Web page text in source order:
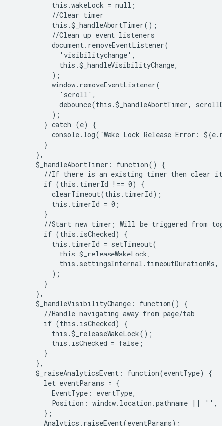
          this.wakeLock = null;
          //Clear timer
          this.$_handleAbortTimer();
          //Clean up event listeners
          document.removeEventListener(
            'visibilitychange',
            this.$_handleVisibilityChange,
          );
          window.removeEventListener(
            'scroll',
debounce(this.$_handleAbortTimer,
          );
        } catch (e) {
console.log(`Wake Lock Release Error:
        }
      },
      $_handleAbortTimer: function() {
//If there is an existing timer then clear
        if (this.timerId !== 0) {
          clearTimeout(this.timerId);
          this.timerId = 0;
        }
//Start new timer; Will be triggered from
        if (this.isChecked) {
          this.timerId = setTimeout(
            this.$_releaseWakeLock,
            this.settingsInternal.timeoutDurationMs,
          );
        }
      },
      $_handleVisibilityChange: function() {
        //Handle navigating away from page/tab
        if (this.isChecked) {
          this.$_releaseWakeLock();
          this.isChecked = false;
        }
      },
      $_raiseAnalyticsEvent: function(eventType) {
        let eventParams = {
          EventType: eventType,
          Position: window.location.pathname || '',
        };
        Analytics.raiseEvent(eventParams);